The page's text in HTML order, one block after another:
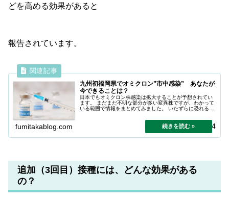
どを高める効果があると
報告されています。
九州初福岡県でオミクロン”市中感染” あなたが
今できることは？
日本でもオミクロン株感染は拡大することが予想されてい
ます。 まだまだ不明な部分が多い変異株ですが、わかって
いる範囲で情報をまとめてみました。 いたずらに恐れるこ
fumitakablog.com 2025.01.14
追加（3回目）接種には、どんな効果がある
の？